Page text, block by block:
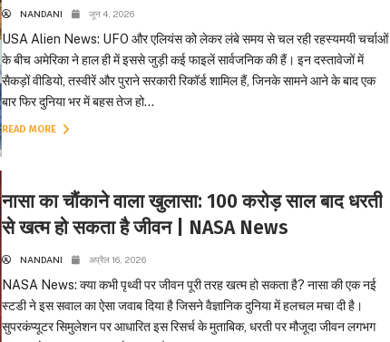
NANDANI जून 4, 2026
USA Alien News: UFO और एलियंस को लेकर लंबे समय से चल रही रहस्यमयी चर्चाओं
के बीच अमेरिका ने हाल ही में इससे जुड़ी कई फाइलें सार्वजनिक की हैं। इन दस्तावेजों में
सैकड़ों वीडियो, तस्वीरें और पुराने सरकारी रिकॉर्ड शामिल हैं, जिनके सामने आने के बाद एक
बार फिर दुनिया भर में बहस तेज हो...
READ MORE
नासा का चौंकाने वाला खुलासा: 100 करोड़ साल बाद धरती
से खत्म हो सकता है जीवन | NASA News
NANDANI अप्रैल 16, 2026
NASA News: क्या कभी पृथ्वी पर जीवन पूरी तरह खत्म हो सकता है? नासा की एक नई
स्टडी ने इस सवाल का ऐसा जवाब दिया है जिसने वैज्ञानिक दुनिया में हलचल मचा दी है।
सुपरकंप्यूटर सिमुलेशन पर आधारित इस रिसर्च के मुताबिक, धरती पर मौजूदा जीवन लगभग